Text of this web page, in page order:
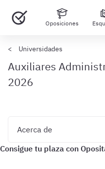
Oposiciones
Universidades
Auxiliares
2026